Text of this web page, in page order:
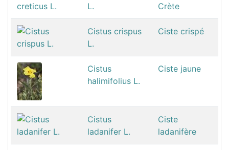
L.
Crète
Cistus crispus
L.
Ciste crispé
Cistus
halimifolius L.
Ciste jaune
Cistus
ladanifer L.
Ciste
ladanifère